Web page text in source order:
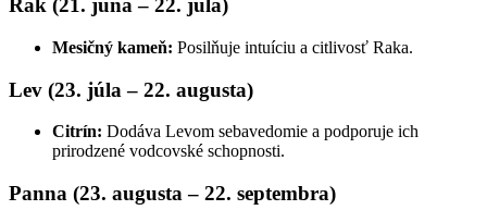
Rak (21. júna – 22. júla)
Mesičný kameň: Posilňuje intuíciu a citlivosť Raka.
Lev (23. júla – 22. augusta)
Citrín: Dodáva Levom sebavedomie a podporuje ich
prirodzené vodcovské schopnosti.
Panna (23. augusta – 22. septembra)